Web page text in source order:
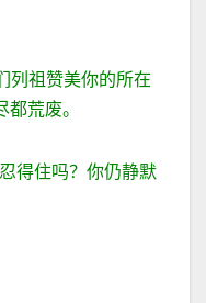
列祖赞美你的所在
荒废。
得住吗？你仍静默